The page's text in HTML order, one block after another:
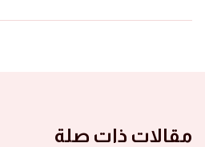
مقالات ذات صلة